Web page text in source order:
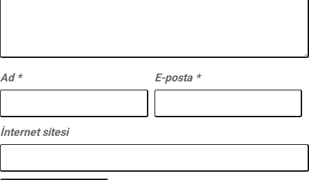
Ad * E-posta *
İnternet sitesi